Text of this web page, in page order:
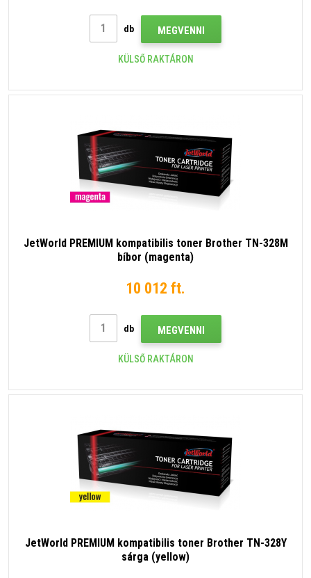
db MEGVENNI
KÜLSŐ RAKTÁRON
JetWorld PREMIUM kompatibilis toner Brother TN-328M
bíbor (magenta)
10 012 ft.
db MEGVENNI
KÜLSŐ RAKTÁRON
JetWorld PREMIUM kompatibilis toner Brother TN-328Y
sárga (yellow)